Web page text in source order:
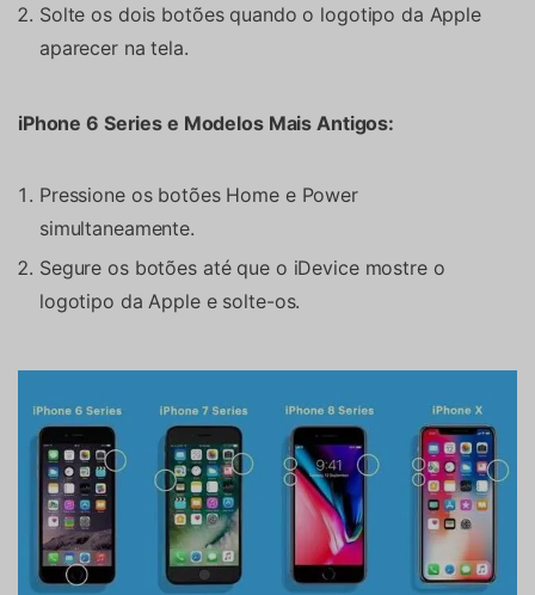
Solte os dois botões quando o logotipo da Apple
aparecer na tela.
iPhone 6 Series e Modelos Mais Antigos:
Pressione os botões Home e Power
simultaneamente.
Segure os botões até que o iDevice mostre o
logotipo da Apple e solte-os.